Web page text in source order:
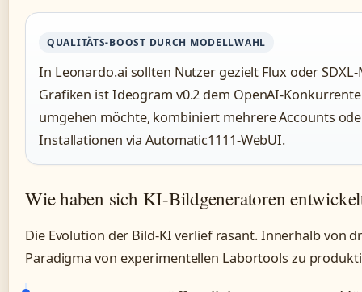
QUALITÄTS-BOOST DURCH MODELLWAHL
In Leonardo.ai sollten Nutzer gezielt Flux oder
Grafiken ist Ideogram v0.2 dem OpenAI-
umgehen möchte, kombiniert mehrere Accounts
Installationen via Automatic1111-WebUI.
Wie haben sich KI-Bildgeneratoren
Die Evolution der Bild-KI verlief rasant. Innerhalb von
Paradigma von experimentellen Labortools zu